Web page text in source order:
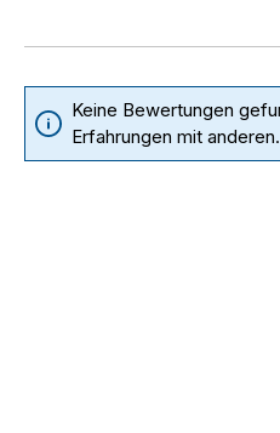
Keine Bewertungen
Erfahrungen mit anderen.